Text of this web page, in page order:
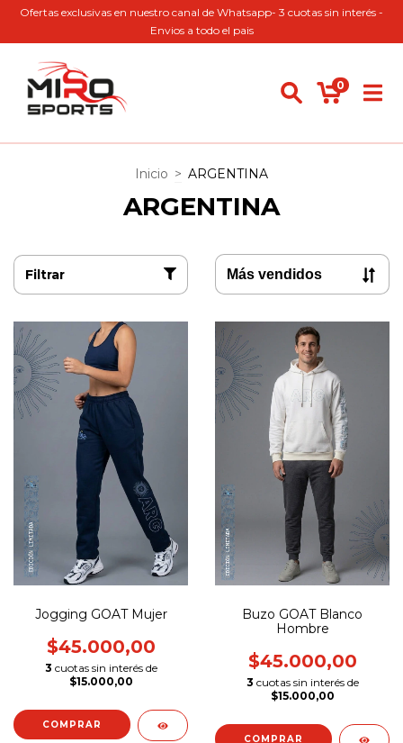
Ofertas exclusivas en nuestro canal de Whatsapp- 3 cuotas sin interés -
Envios a todo el pais
0
Inicio > ARGENTINA
ARGENTINA
Filtrar
Jogging GOAT Mujer
$45.000,00
3 cuotas sin interés de
$15.000,00
COMPRAR
Buzo GOAT Blanco
Hombre
$45.000,00
3 cuotas sin interés de
$15.000,00
COMPRAR